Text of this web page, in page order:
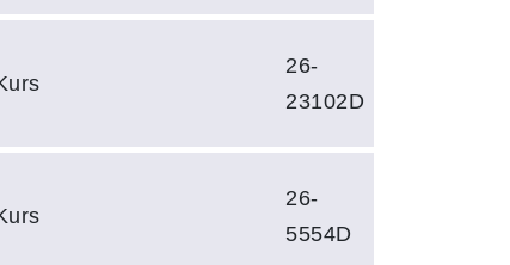
26-
23102D
26-
5554D